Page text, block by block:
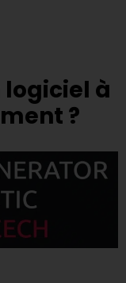
logiciel à
?